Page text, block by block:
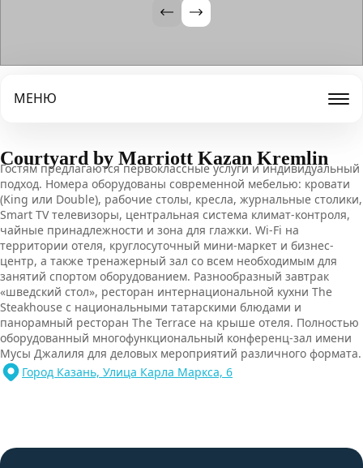
МЕНЮ
Courtyard by Marriott Kazan Kremlin
Гостям предлагаются первоклассные услуги и индивидуальный
подход. Номера оборудованы современной мебелью: кровати
(King или Double), рабочие столы, кресла, журнальные столики,
Smart TV телевизоры, центральная система климат-контроля,
чайные принадлежности и зона для глажки. Wi-Fi на
территории отеля, круглосуточный мини-маркет и бизнес-
центр, а также тренажерный зал со всем необходимым для
занятий спортом оборудованием. Разнообразный завтрак
«шведский стол», ресторан интернациональной кухни The
Steakhouse с национальными татарскими блюдами и
панорамный ресторан The Terrace на крыше отеля. Полностью
оборудованный многофункциональный конференц-зал имени
Мусы Джалиля для деловых мероприятий различного формата.
Город Казань, Улица Карла Маркса, 6